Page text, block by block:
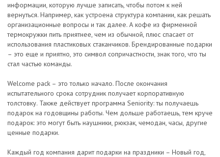
информации, которую лучше записать, чтобы потом к ней
вернуться. Например, как устроена структура компании, как решать
организационные вопросы и так далее. А кофе из фирменной
термокружки пить приятнее, чем из обычной, плюс спасает от
использования пластиковых стаканчиков. Брендированные подарки
– это еще и приятно, это символ сопричастности, знак того, что ты
стал частью команды.
Welcome pack – это только начало. После окончания
испытательного срока сотрудник получает корпоративную
толстовку. Также действует программа Seniority: ты получаешь
подарок на годовщины работы. Чем дольше работаешь, тем круче
подарок: это могут быть наушники, рюкзак, чемодан, часы, другие
ценные подарки.
Каждый год компания дарит подарки на праздники – Новый год,